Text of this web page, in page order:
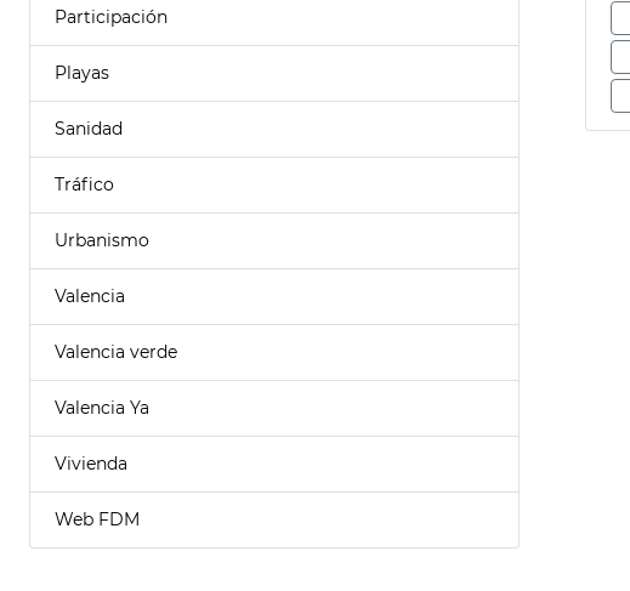
Participación
Playas
Sanidad
Tráfico
Urbanismo
Valencia
Valencia verde
Valencia Ya
Vivienda
Web FDM